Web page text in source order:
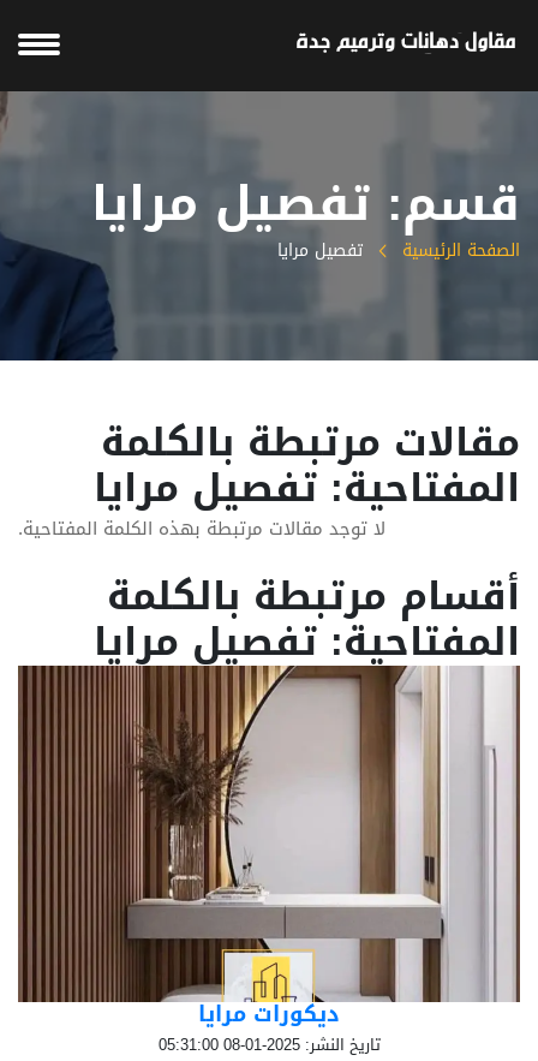
قسم: تفصيل مرايا
الصفحة الرئيسية تفصيل مرايا
مقالات مرتبطة بالكلمة
المفتاحية: تفصيل مرايا
لا توجد مقالات مرتبطة بهذه الكلمة المفتاحية.
أقسام مرتبطة بالكلمة
المفتاحية: تفصيل مرايا
ديكورات مرايا
تاريخ النشر: 2025-01-08 05:31:00